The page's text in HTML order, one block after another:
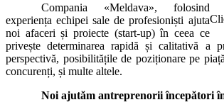
Compania «Meldava», folosind
experiența echipei sale de profesioniști ajuta
noi afaceri și proiecte (start-up) în ceea ce
privește determinarea rapidă și calitativă a
perspectivă, posibilitățile de poziționare pe
concurenți, și multe altele.
Noi ajutăm antreprenorii începători